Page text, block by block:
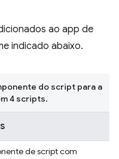
ao app de
indicado abaixo.
de script com
do script para a
4 scripts.